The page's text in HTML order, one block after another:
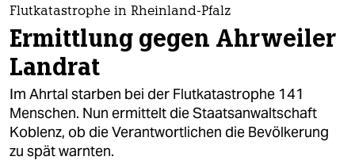
themen
politik
öko
gesellschaft
kultur
Flutkatastrophe in Rheinland-Pfalz
Ermittlung gegen Ahrweiler
Landrat
Im Ahrtal starben bei der Flutkatastrophe 141
Menschen. Nun ermittelt die Staatsanwaltschaft
Koblenz, ob die Verantwortlichen die Bevölkerung
zu spät warnten.